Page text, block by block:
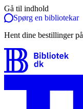
Gå til indhold
Spørg en bibliotekar
Hent dine bestillinger